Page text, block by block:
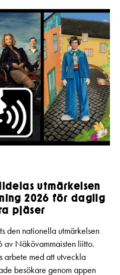
utmärkelsen
2026 för daglig
pjäser
den nationella utmärkelsen
Näkövammaisten liitto.
arbete med att utveckla
besökare genom appen